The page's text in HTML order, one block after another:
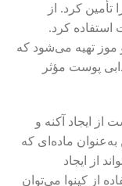
کرد. از
کرد.
موز تهیه می‌شود که
پوست مؤثر
از ایجاد آکنه و
ماده‌ای که
از ایجاد
از کینوا می‌توان